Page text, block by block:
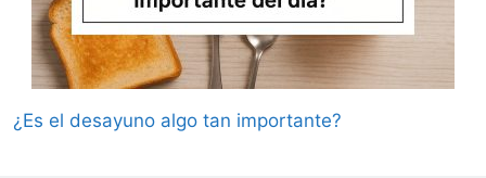
¿Es el desayuno algo tan importante?